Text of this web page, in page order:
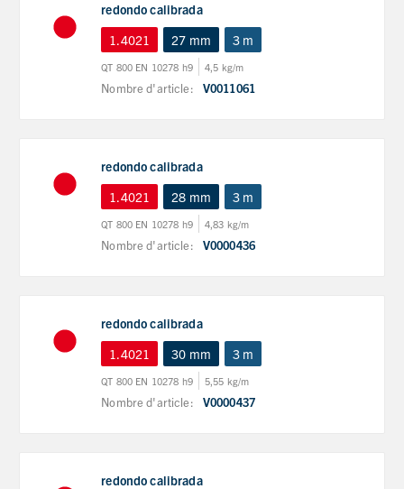
redondo calibrada
1.4021
27 mm 3 m
QT 800 EN 10278 h9 4,5 kg/m
Nombre d'article: V0011061
redondo calibrada
1.4021
28 mm 3 m
QT 800 EN 10278 h9 4,83 kg/m
Nombre d'article: V0000436
redondo calibrada
1.4021
30 mm 3 m
QT 800 EN 10278 h9 5,55 kg/m
Nombre d'article: V0000437
redondo calibrada